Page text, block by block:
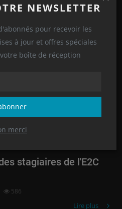
NEWSLETTER
pour recevoir les
à jour et offres spéciales
boîte de réception
merci
stagiaires de l'E2C
586
Lire plus